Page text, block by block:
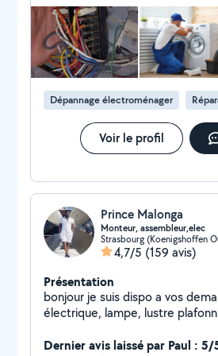
Dépannage électroménager
Voir le profil
Prince Malonga
Monteur, assembleur,elec
4,7/5 (159 avis)
Présentation
bonjour je suis dispo a vos
électrique, lampe, lustre
plomberie
Dernier avis laissé par Paul : 5/